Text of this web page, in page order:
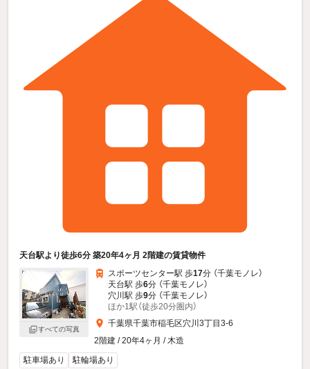
天台駅より徒歩6分 築20年4ヶ月 2階建の賃貸物件
すべての写真
スポーツセンター駅 歩17分 （千葉モノレ）
天台駅 歩6分 （千葉モノレ）
穴川駅 歩9分 （千葉モノレ）
ほか1駅（徒歩20分圏内）
千葉県千葉市稲毛区穴川3丁目3-6
2階建 / 20年4ヶ月 / 木造
駐車場あり
駐輪場あり